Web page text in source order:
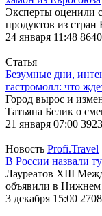
Эксперты оценили
продуктов из стран
24 января 11:48 8640
Статья
Безумные дни,
гастромолл: что
Город вырос и
Татьяна Белик о
21 января 07:00 3923
Новость Profi.Travel
В России назвали
Лауреатов XIII
объявили в Нижнем
3 декабря 15:00 2708